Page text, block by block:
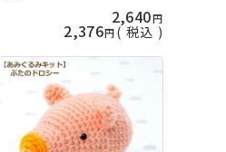
2,640
2,376 税込